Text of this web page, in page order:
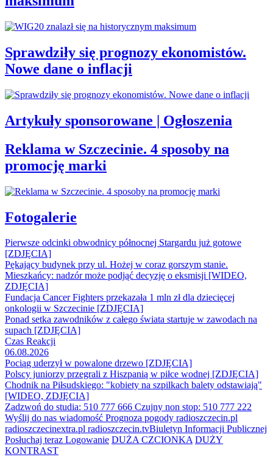
Sprawdziły się prognozy ekonomistów.
Nowe dane o inflacji
Artykuły sponsorowane | Ogłoszenia
Reklama w Szczecinie. 4 sposoby na
promocję marki
Fotogalerie
Pierwsze odcinki obwodnicy północnej Stargardu już gotowe
[ZDJĘCIA]
Pękający budynek przy ul. Hożej w coraz gorszym stanie.
Mieszkańcy: nadzór może podjąć decyzję o eksmisji [WIDEO,
ZDJĘCIA]
Fundacja Cancer Fighters przekazała 1 mln zł dla dziecięcej
onkologii w Szczecinie [ZDJĘCIA]
Ponad setka zawodników z całego świata startuje w zawodach na
supach [ZDJĘCIA]
Czas Reakcji
06.08.2026
Pociąg uderzył w powalone drzewo [ZDJĘCIA]
Polscy juniorzy przegrali z Hiszpanią w piłce wodnej [ZDJĘCIA]
Chodnik na Piłsudskiego: "kobiety na szpilkach balety odstawiają"
[WIDEO, ZDJĘCIA]
Zadzwoń do studia: 510 777 666 Czujny non stop: 510 777 222
Wyślij do nas wiadomość Prognoza pogody radioszczecin.pl
radioszczecinextra.pl radioszczecin.tvBiuletyn Informacji Publicznej
Posłuchaj teraz Logowanie DUŻA CZCIONKA DUŻY
KONTRAST